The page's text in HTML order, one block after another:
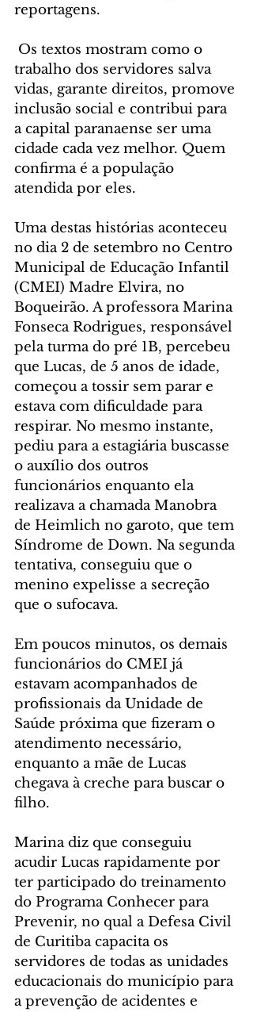
reportagens.
trabalho dos servidores salva
vidas, garante direitos, promove
inclusão social e contribui para
a capital paranaense ser uma
cidade cada vez melhor. Quem
confirma é a população
atendida por eles.
Uma destas histórias aconteceu
no dia 2 de setembro no Centro
Municipal de Educação Infantil
(CMEI) Madre Elvira, no
Boqueirão. A professora Marina
Fonseca Rodrigues, responsável
pela turma do pré 1B, percebeu
que Lucas, de 5 anos de idade,
começou a tossir sem parar e
estava com dificuldade para
respirar. No mesmo instante,
pediu para a estagiária buscasse
o auxílio dos outros
funcionários enquanto ela
realizava a chamada Manobra
de Heimlich no garoto, que tem
Síndrome de Down. Na segunda
tentativa, conseguiu que o
menino expelisse a secreção
que o sufocava.
Em poucos minutos, os demais
funcionários do CMEI já
estavam acompanhados de
profissionais da Unidade de
Saúde próxima que fizeram o
atendimento necessário,
enquanto a mãe de Lucas
chegava à creche para buscar o
filho.
Marina diz que conseguiu
acudir Lucas rapidamente por
ter participado do treinamento
do Programa Conhecer para
Prevenir, no qual a Defesa Civil
de Curitiba capacita os
servidores de todas as unidades
educacionais do município para
a prevenção de acidentes e